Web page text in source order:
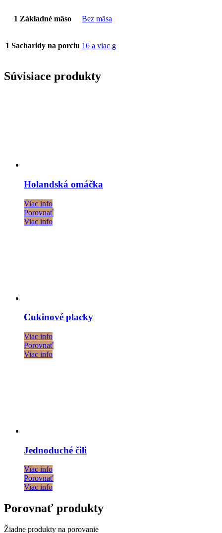
1 Základné mäso Bez mäsa
1 Sacharidy na porciu 16 a viac g
Súvisiace produkty
Holandská omáčka
Viac info
Porovnať
Viac info
Cukinové placky
Viac info
Porovnať
Viac info
Jednoduché čili
Viac info
Porovnať
Viac info
Porovnať produkty
Žiadne produkty na porovanie